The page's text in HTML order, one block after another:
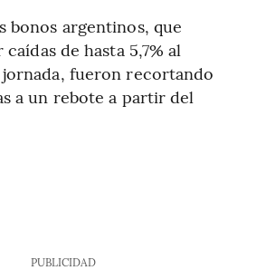
bonos argentinos, que
de hasta 5,7% al
fueron recortando
a un rebote a partir del
PUBLICIDAD